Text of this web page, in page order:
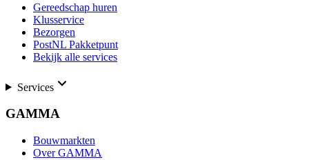
Gereedschap huren
Klusservice
Bezorgen
PostNL Pakketpunt
Bekijk alle services
Services
GAMMA
Bouwmarkten
Over GAMMA